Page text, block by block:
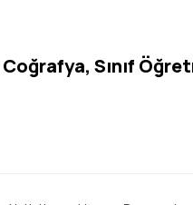
Sınıf